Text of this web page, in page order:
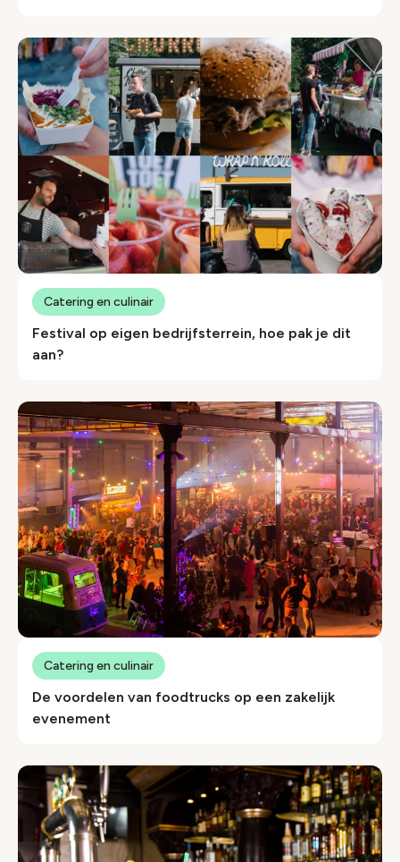
Festival op eigen bedrijfsterrein, hoe pak je dit
aan?
Catering en culinair
De voordelen van foodtrucks op een zakelijk
evenement
Catering en culinair